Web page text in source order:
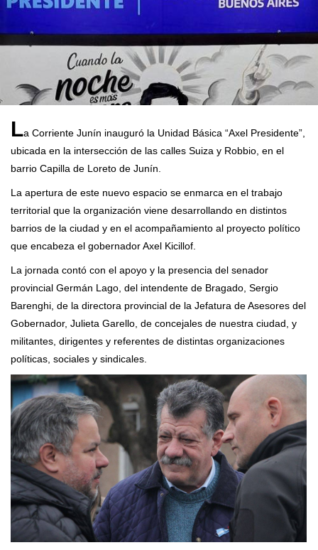
La Corriente Junín inauguró la Unidad Básica “Axel Presidente”,
ubicada en la intersección de las calles Suiza y Robbio, en el
barrio Capilla de Loreto de Junín.
La apertura de este nuevo espacio se enmarca en el trabajo
territorial que la organización viene desarrollando en distintos
barrios de la ciudad y en el acompañamiento al proyecto político
que encabeza el gobernador Axel Kicillof.
La jornada contó con el apoyo y la presencia del senador
provincial Germán Lago, del intendente de Bragado, Sergio
Barenghi, de la directora provincial de la Jefatura de Asesores del
Gobernador, Julieta Garello, de concejales de nuestra ciudad, y
militantes, dirigentes y referentes de distintas organizaciones
políticas, sociales y sindicales.